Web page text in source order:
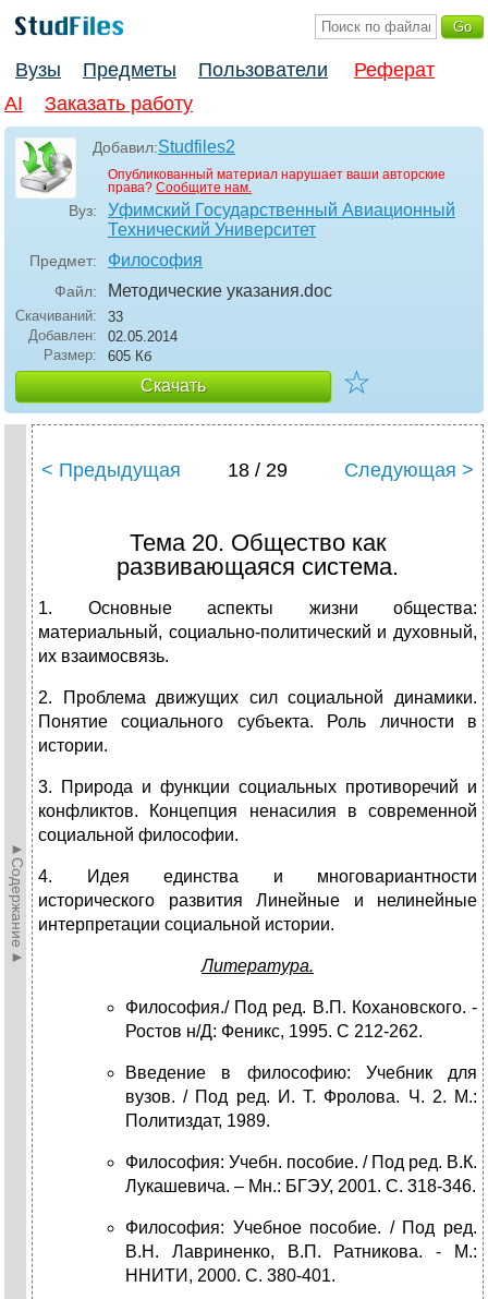
Вузы Предметы Пользователи
Реферат
AI
Заказать работу
Добавил:Studfiles2
Опубликованный материал нарушает ваши авторские
права? Сообщите нам.
Вуз:
Уфимский Государственный Авиационный
Технический Университет
Предмет: Философия
Файл: Методические указания.doc
Скачиваний:
33
Добавлен:
02.05.2014
Размер:
605 Кб
Скачать ☆
►Содержание►
< Предыдущая 18 / 29 Следующая >
Тема 20. Общество как
развивающаяся система.
1. Основные аспекты жизни общества:
материальный, социально-политический и духовный,
их взаимосвязь.
2. Проблема движущих сил социальной динамики.
Понятие социального субъекта. Роль личности в
истории.
3. Природа и функции социальных противоречий и
конфликтов. Концепция ненасилия в современной
социальной философии.
4. Идея единства и многовариантности
исторического развития Линейные и нелинейные
интерпретации социальной истории.
Литература.
Философия./ Под ред. В.П. Кохановского. -
Ростов н/Д: Феникс, 1995. С 212-262.
Введение в философию: Учебник для
вузов. / Под ред. И. Т. Фролова. Ч. 2. М.:
Политиздат, 1989.
Философия: Учебн. пособие. / Под ред. В.К.
Лукашевича. – Мн.: БГЭУ, 2001. С. 318-346.
Философия: Учебное пособие. / Под ред.
В.Н. Лавриненко, В.П. Ратникова. - М.:
ННИТИ, 2000. С. 380-401.